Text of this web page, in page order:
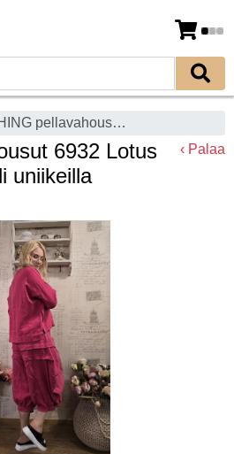
THING pellavahousut 6932 Lotus pinkki Ihana malli uniikeilla leikkauksilla
6932 Lotus
uniikeilla
‹ Palaa